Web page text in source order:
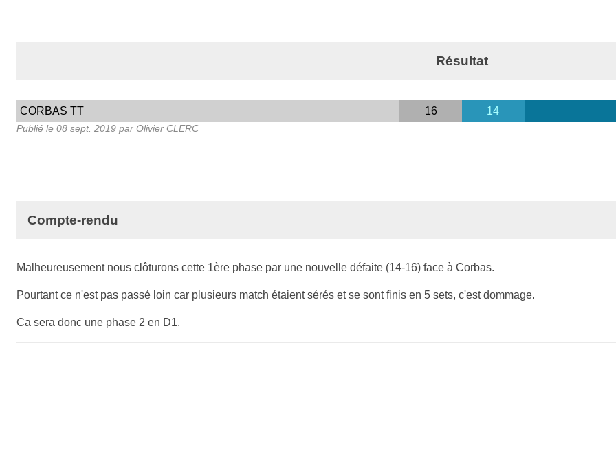
Résultat
CORBAS TT 16 14
Publié le 08 sept. 2019 par Olivier CLERC
Compte-rendu
Malheureusement nous clôturons cette 1ère phase par une nouvelle défaite (14-16) face à Corbas.
Pourtant ce n'est pas passé loin car plusieurs match étaient sérés et se sont finis en 5 sets, c'est dommage.
Ca sera donc une phase 2 en D1.